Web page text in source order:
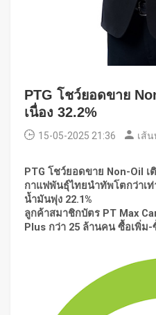
PTG โชว์ยอดขาย
เนื่อง 32.2%
15-05-2025 21:36 เส้
PTG โชว์ยอดขาย Non-Oil เ
กาแฟพันธุ์ไทยนำทัพโตกว่าเท่
น้ำมันพุ่ง 22.1%
ลูกค้าสมาชิกบัตร PT Max
Plus กว่า 25 ล้านคน ซื้อเพิ่ม-